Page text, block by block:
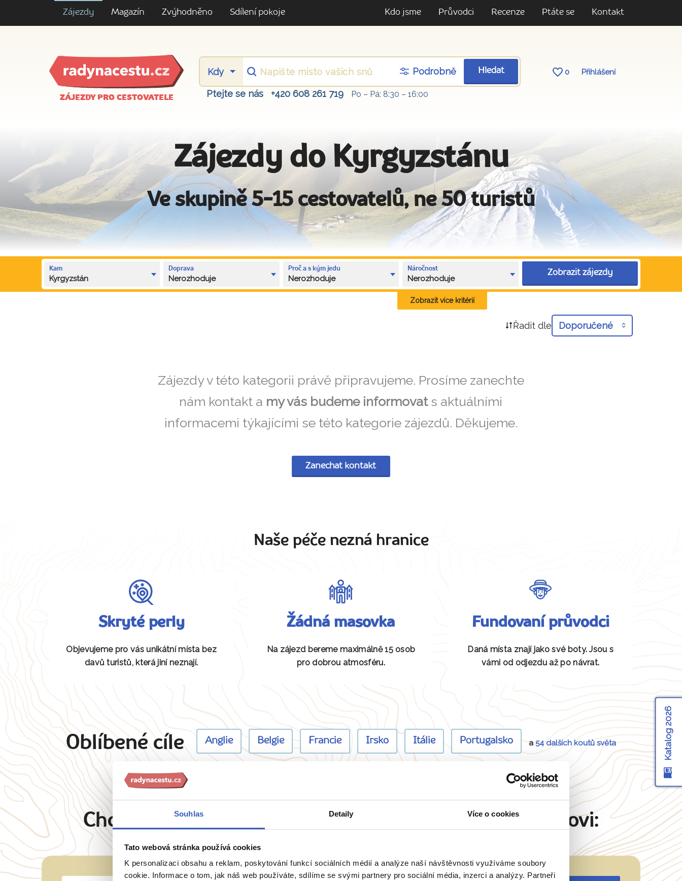
Souhlas Detaily Více o cookies
Tato webová stránka používá cookies
K personalizaci obsahu a reklam, poskytování funkcí sociálních médií a analýze naší návštěvnosti využíváme soubory
cookie. Informace o tom, jak náš web používáte, sdílíme se svými partnery pro sociální média, inzerci a analýzy. Partneři
Zájezdy Magazín Zvýhodněno Sdílení pokoje Kdo jsme Průvodci Recenze Ptáte se Kontakt
ZÁJEZDY PRO CESTOVATELE
Podrobně Hledat 0 Přihlášení
Ptejte se nás +420 608 261 719 Po – Pá: 8:30 – 16:00
Zájezdy do Kyrgyzstánu
Ve skupině 5-15 cestovatelů, ne 50 turistů
Kam
Kyrgyzstán
Doprava
Nerozhoduje
Proč a s kým jedu
Nerozhoduje
Náročnost
Nerozhoduje
Zobrazit zájezdy
Zobrazit více kritérií
Řadit dle Doporučené
Zájezdy v této kategorii právě připravujeme. Prosíme zanechte
nám kontakt a my vás budeme informovats aktuálními
informacemi týkajícími se této kategorie zájezdů. Děkujeme.
Zanechat kontakt
Naše péče nezná hranice
Skryté perly
Objevujeme pro vás unikátní místa bez
davů turistů, která jiní neznají.
Žádná masovka
Na zájezd bereme maximálně 15 osob
pro dobrou atmosféru.
Fundovaní průvodci
Daná místa znají jako své boty. Jsou s
vámi od odjezdu až po návrat.
Oblíbené cíle Anglie Belgie Francie Irsko Itálie Portugalsko a54 dalších koutů světa
Chcete oslovit přímo majitele? Napište Martinu Šimkovi:
Katalog 2026